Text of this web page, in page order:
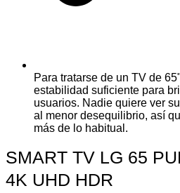
Para tratarse de un TV de
estabilidad suficiente para
usuarios. Nadie quiere ver
al menor desequilibrio, así
más de lo habitual.
SMART TV LG 65
4K UHD HDR